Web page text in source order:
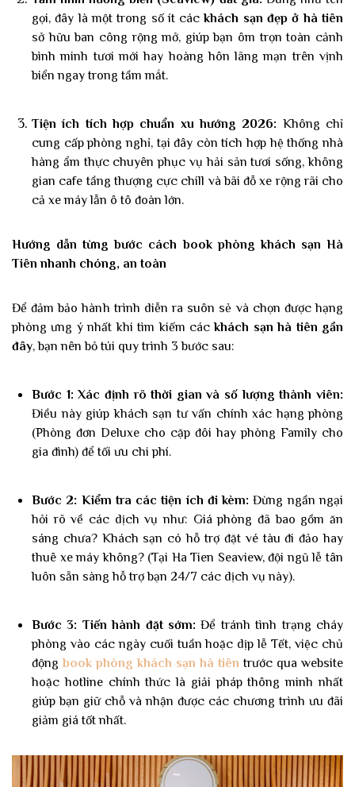
Gửi ngay
no, thanks
gọi, đây là một trong số ít cáckhách sạn đẹp ở hà tiên
sở hữu ban công rộng mở, giúp bạn ôm trọn toàn cảnh
bình minh tươi mới hay hoàng hôn lãng mạn trên vịnh
biển ngay trong tầm mắt.
Tiện ích tích hợp chuẩn xu hướng 2026: Không chỉ
cung cấp phòng nghỉ, tại đây còn tích hợp hệ thống nhà
hàng ẩm thực chuyên phục vụ hải sản tươi sống, không
gian cafe tầng thượng cực chill và bãi đỗ xe rộng rãi cho
cả xe máy lẫn ô tô đoàn lớn.
Hướng dẫn từng bước cách book phòng khách sạn Hà
Tiên nhanh chóng, an toàn
Để đảm bảo hành trình diễn ra suôn sẻ và chọn được hạng
phòng ưng ý nhất khi tìm kiếm cáckhách sạn hà tiên gần
đây, bạn nên bỏ túi quy trình 3 bước sau:
Bước 1: Xác định rõ thời gian và số lượng thành viên:
Điều này giúp khách sạn tư vấn chính xác hạng phòng
(Phòng đơn Deluxe cho cặp đôi hay phòng Family cho
gia đình) để tối ưu chi phí.
Bước 2: Kiểm tra các tiện ích đi kèm: Đừng ngần ngại
hỏi rõ về các dịch vụ như: Giá phòng đã bao gồm ăn
sáng chưa? Khách sạn có hỗ trợ đặt vé tàu đi đảo hay
thuê xe máy không? (Tại Ha Tien Seaview, đội ngũ lễ tân
luôn sẵn sàng hỗ trợ bạn 24/7 các dịch vụ này).
Bước 3: Tiến hành đặt sớm: Để tránh tình trạng cháy
phòng vào các ngày cuối tuần hoặc dịp lễ Tết, việc chủ
động book phòng khách sạn hà tiên trước qua website
hoặc hotline chính thức là giải pháp thông minh nhất
giúp bạn giữ chỗ và nhận được các chương trình ưu đãi
giảm giá tốt nhất.